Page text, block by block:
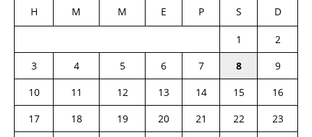
H M M E P S D
1
2
3
4 5 6 7 8
9
10
11 12 13 14 15
16
17
18 19 20 21 22
23